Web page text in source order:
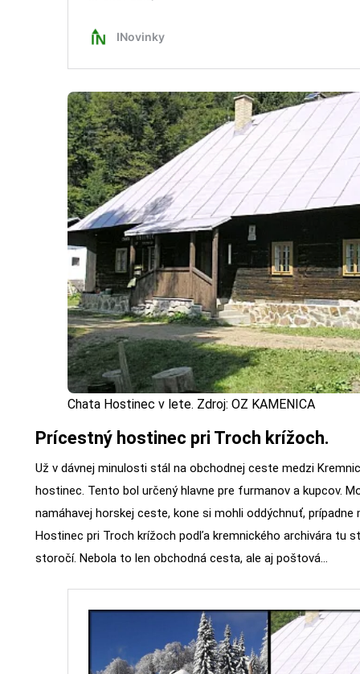
Chata Hostinec v lete. Zdroj: OZ KAMENICA
Prícestný hostinec pri Troch krížoch.
Už v dávnej minulosti stál na obchodnej ceste medzi
hostinec. Tento bol určený hlavne pre furmanov a kupcov.
namáhavej horskej ceste, kone si mohli oddýchnuť, prípadne
Hostinec pri Troch krížoch podľa kremnického archivára tu
storočí. Nebola to len obchodná cesta, ale aj poštová…